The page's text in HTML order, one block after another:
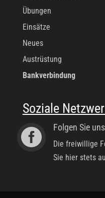
Übungen
Einsätze
Neues
Austrüstung
Bankverbindung
Soziale
 Folgen Sie
Die freiwillige
Sie hier stets